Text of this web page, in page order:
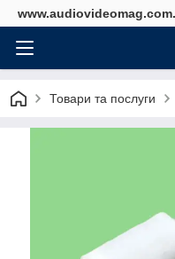
Товари та послуги